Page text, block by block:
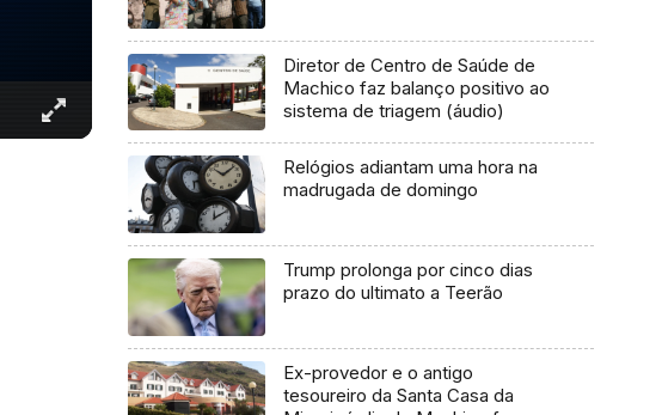
Diretor de Centro de Saúde de
Machico faz balanço positivo ao
sistema de triagem (áudio)
Relógios adiantam uma hora na
madrugada de domingo
Trump prolonga por cinco dias
prazo do ultimato a Teerão
Ex-provedor e o antigo
tesoureiro da Santa Casa da